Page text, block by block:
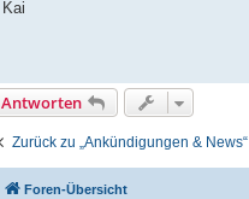
Kai
Antworten
Zurück zu „Ankündigungen & News“
Foren-Übersicht